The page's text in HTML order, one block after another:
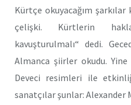
Kürtçe okuyacağım
çelişki. Kürtlerin
kavuşturulmalı“ dedi.
Almanca şiirler okudu.
Deveci resimleri ile
sanatçılar şunlar: Alexander